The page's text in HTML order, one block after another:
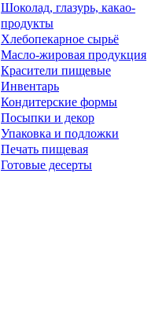
Шоколад, глазурь, какао-
продукты
Хлебопекарное сырьё
Масло-жировая продукция
Красители пищевые
Инвентарь
Кондитерские формы
Посыпки и декор
Упаковка и подложки
Печать пищевая
Готовые десерты